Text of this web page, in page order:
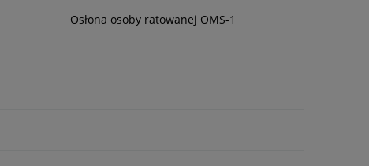
Koszulka strażacka piaskowa ZOSP
Osłona osoby ratowanej OMS-1